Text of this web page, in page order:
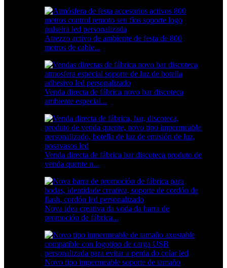
Atrezzo activo de ambiente de festa de 800
metros de cable...
Venda directa de fábrica novo bar discoteca
ambiente especial...
Venda directa de fábrica bar discoteca produto de
venda quente n...
Nova idea creativa da voda da barra de
promoción de fábrica...
Novo tipo impermeable soporte de tamaño